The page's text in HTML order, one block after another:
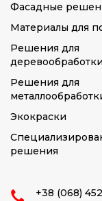
Фасадные
Материалы для
Решения для
деревообработки
Решения для
Экокраски
решения
+38 (068)